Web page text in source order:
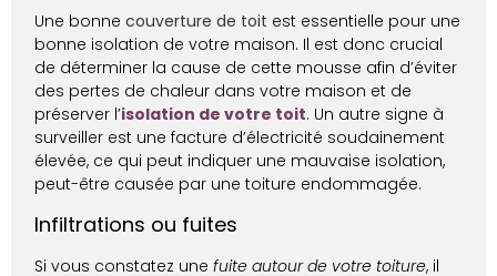
Une bonnecouverture de toit est essentielle pour une
bonne isolation de votre maison. Il est donc crucial
de déterminer la cause de cette mousse afin d’éviter
des pertes de chaleur dans votre maison et de
préserver l’isolation de votre toit. Un autre signe à
surveiller est une facture d’électricité soudainement
élevée, ce qui peut indiquer une mauvaise isolation,
peut-être causée par une toiture endommagée.
Infiltrations ou fuites
Si vous constatez unefuite autour de votre toiture, il